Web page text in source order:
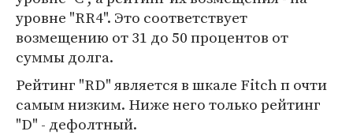
уровне "RR4". Это соответствует
возмещению от 31 до 50 процентов от
суммы долга.
Рейтинг "RD" является в шкале Fitch п очти
самым низким. Ниже него только рейтинг
"D" - дефолтный.